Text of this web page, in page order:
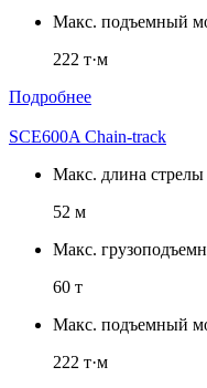
Макс. подъемный
222 т·м
Подробнее
SCE600A Chain-track
Макс. длина стрелы
52 м
Макс.
60 т
Макс. подъемный
222 т·м